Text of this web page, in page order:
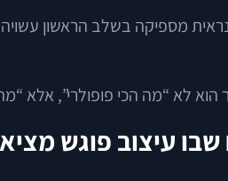
מספיקה בשלב הראשון
לא “מה הכי פופולרי”, אלא
עיצוב פוגש